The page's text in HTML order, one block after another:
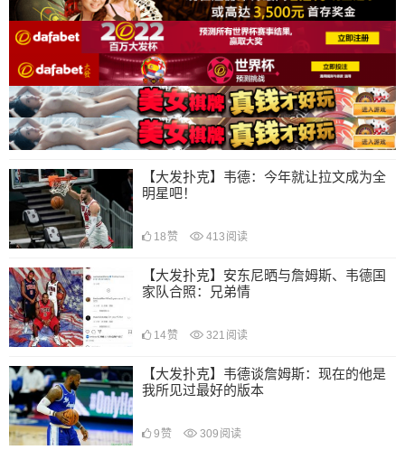
【大发扑克】韦德：今年就让拉文成为全
明星吧！
18 赞 413 阅读
【大发扑克】安东尼晒与詹姆斯、韦德国
家队合照：兄弟情
14赞 321 阅读
【大发扑克】韦德谈詹姆斯：现在的他是
我所见过最好的版本
9 赞 309 阅读